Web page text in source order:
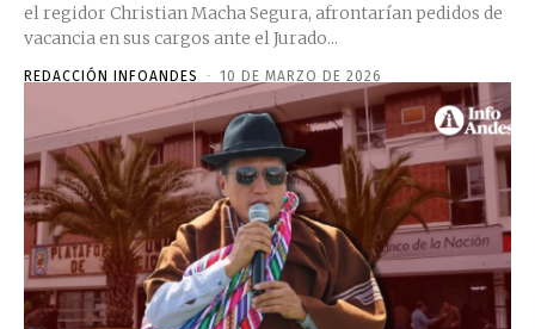
el regidor Christian Macha Segura, afrontarían pedidos de
vacancia en sus cargos ante el Jurado...
REDACCIÓN INFOANDES - 10 DE MARZO DE 2026